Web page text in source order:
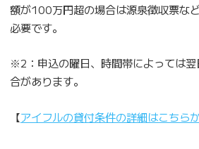
額が100万円超の場合は源泉徴収票な
必要です。
※2：申込の曜日、時間帯によっては
合があります。
【アイフルの貸付条件の詳細はこちら